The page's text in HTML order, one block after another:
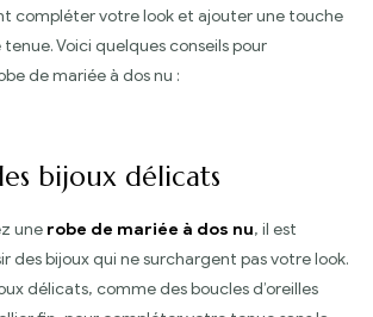
compléter votre look et ajouter une touche
Voici quelques conseils pour
de mariée à dos nu :
bijoux délicats
une robe de mariée à dos nu, il est
des bijoux qui ne surchargent pas votre look.
délicats, comme des boucles d’oreilles